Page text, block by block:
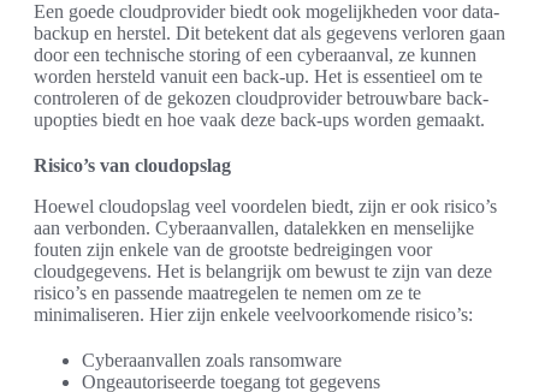
Een goede cloudprovider biedt ook mogelijkheden voor data-
backup en herstel. Dit betekent dat als gegevens verloren gaan
door een technische storing of een cyberaanval, ze kunnen
worden hersteld vanuit een back-up. Het is essentieel om te
controleren of de gekozen cloudprovider betrouwbare back-
upopties biedt en hoe vaak deze back-ups worden gemaakt.
Risico’s van cloudopslag
Hoewel cloudopslag veel voordelen biedt, zijn er ook risico’s
aan verbonden. Cyberaanvallen, datalekken en menselijke
fouten zijn enkele van de grootste bedreigingen voor
cloudgegevens. Het is belangrijk om bewust te zijn van deze
risico’s en passende maatregelen te nemen om ze te
minimaliseren. Hier zijn enkele veelvoorkomende risico’s:
Cyberaanvallen zoals ransomware
Ongeautoriseerde toegang tot gegevens